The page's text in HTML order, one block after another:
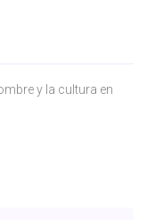
y la cultura en